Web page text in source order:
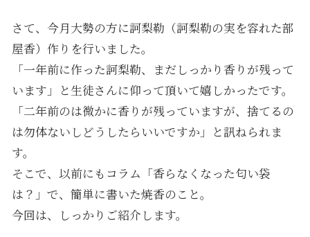
さて、今月大勢の方に訶梨勒（訶梨勒の実を容れた部
屋香）作りを行いました。
「一年前に作った訶梨勒、まだしっかり香りが残って
います」と生徒さんに仰って頂いて嬉しかったです。
「二年前のは微かに香りが残っていますが、捨てるの
は勿体ないしどうしたらいいですか」と訊ねられま
す。
そこで、以前にもコラム「香らなくなった匂い袋
は？」で、簡単に書いた焼香のこと。
今回は、しっかりご紹介します。